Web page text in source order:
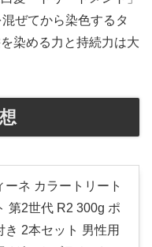
ぜてから染色するタ
染める力と持続力は大
ーネ カラートリート
第2世代 R2 300g ポ
き 2本セット 男性用